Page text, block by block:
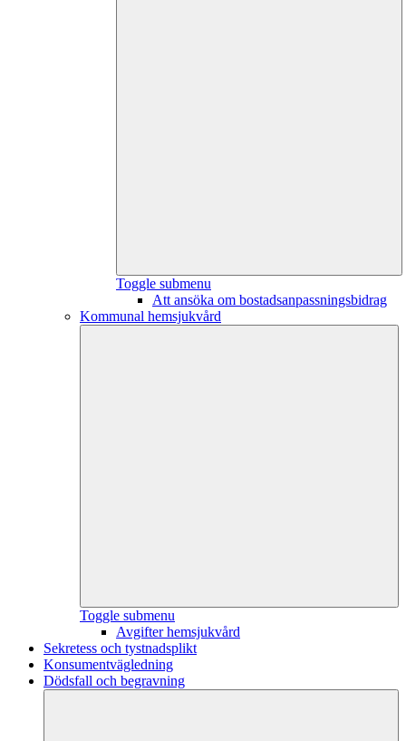
Toggle submenu
Att ansöka om bostadsanpassningsbidrag
Kommunal hemsjukvård
Toggle submenu
Avgifter hemsjukvård
Sekretess och tystnadsplikt
Konsumentvägledning
Dödsfall och begravning